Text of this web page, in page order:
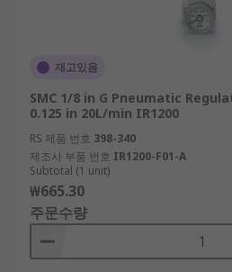
재고있음
SMC 1/8 in G Pneumatic
0.125 in 20L/min IR1200
RS 제품 번호 398-340
제조사 부품 번호 IR1200-F01-A
Subtotal (1 unit)
₩665.30
주문수량